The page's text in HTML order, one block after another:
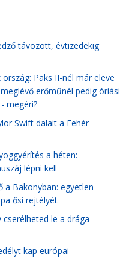
távozott, évtizedekig
Paks II-nél már eleve
erőműnél pedig óriási
megéri?
Swift dalait a Fehér
a héten:
lépni kell
a Bakonyban: egyetlen
ősi rejtélyét
cserélheted le a drága
kap európai